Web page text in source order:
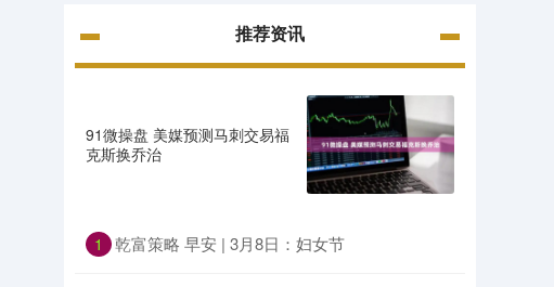
推荐资讯
91微操盘 美媒预测马刺交易福
克斯换乔治
1 乾富策略 早安 | 3月8日：妇女节